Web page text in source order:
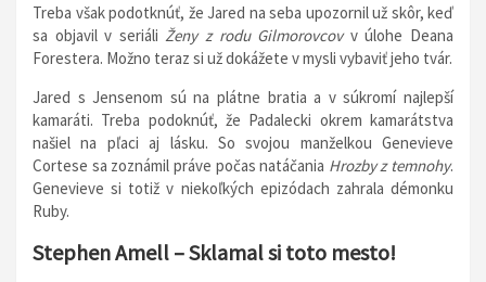
Treba však podotknúť, že Jared na seba upozornil už skôr, keď
sa objavil v seriáli Ženy z rodu Gilmorovcovv úlohe Deana
Forestera. Možno teraz si už dokážete v mysli vybaviť jeho tvár.
Jared s Jensenom sú na plátne bratia a v súkromí najlepší
kamaráti. Treba podoknúť, že Padalecki okrem kamarátstva
našiel na pľaci aj lásku. So svojou manželkou Genevieve
Cortese sa zoznámil práve počas natáčania Hrozby z temnohy.
Genevieve si totiž v niekoľkých epizódach zahrala démonku
Ruby.
Stephen Amell – Sklamal si toto mesto!